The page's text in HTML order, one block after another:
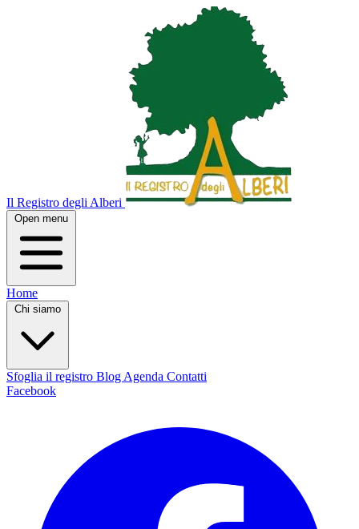
Il Registro degli Alberi
Open menu
Home
Chi siamo
Sfoglia il registro Blog Agenda Contatti
Facebook